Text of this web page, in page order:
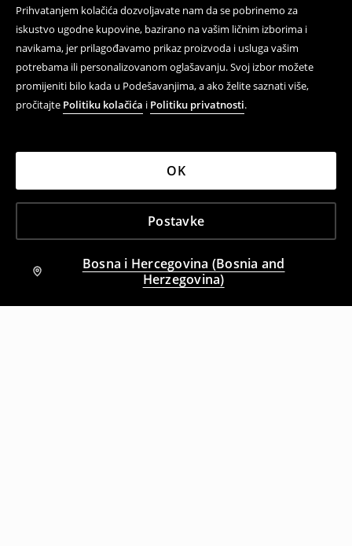
Prihvatanjem kolačića dozvoljavate nam da se pobrinemo za
iskustvo ugodne kupovine, bazirano na vašim ličnim izborima i
navikama, jer prilagođavamo prikaz proizvoda i usluga vašim
potrebama ili personalizovanom oglašavanju. Svoj izbor možete
promijeniti bilo kada u Podešavanjima, a ako želite saznati više,
pročitajte Politiku kolačića i Politiku privatnosti.
Postavke
OK
Bosna i Hercegovina (Bosnia and
Herzegovina)